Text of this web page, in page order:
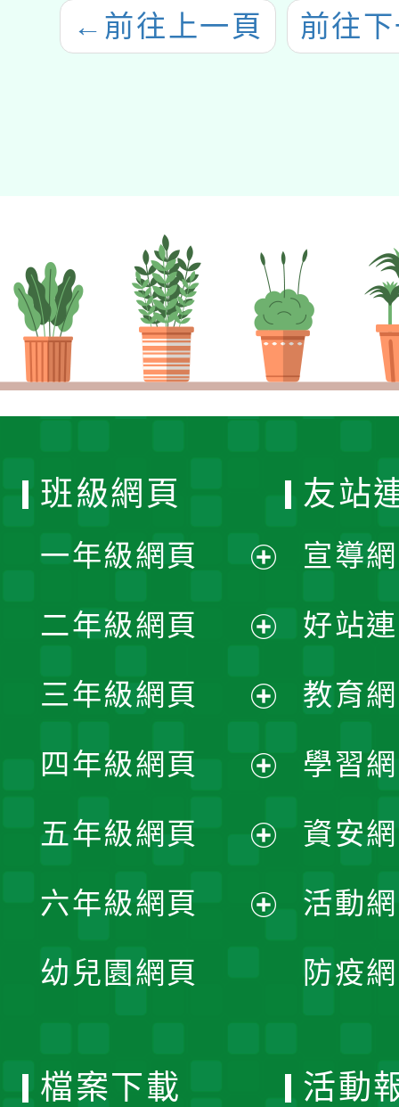
← 前往上一頁 前往
班級網頁
一年級網頁
開
選
單
二年級網頁
開
選
單
三年級網頁
開
選
單
四年級網頁
開
選
五年級網頁
開
六年級網頁
幼兒園網頁
友站
宣導
好站
教育
學習
資安
活動
防疫
檔案下載 活動